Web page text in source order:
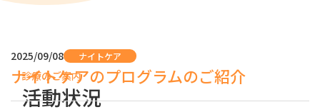
診療のご案内
活動状況
2025/09/08 ナイトケア
ナイトケアのプログラムのご紹介